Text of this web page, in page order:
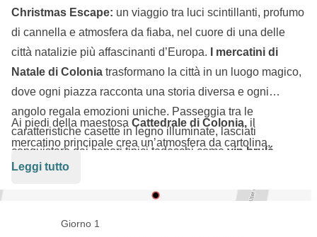
Christmas Escape: un viaggio tra luci scintillanti, profumo
di cannella e atmosfera da fiaba, nel cuore di una delle
città natalizie più affascinanti d’Europa.
I mercatini di
Natale di Colonia trasformano la città in un luogo magico,
dove ogni piazza racconta una storia diversa e ogni
angolo regala emozioni uniche. Passeggia tra le
caratteristiche casette in legno illuminate, lasciati
conquistare dai sapori tipici tedeschi come vin brulé,
biscotti speziati e specialità locali
riempie di musica natalizia e risate.
Ai piedi della maestosa Cattedrale di Colonia, il
mercatino principale crea un’atmosfera da cartolina,
perfetta per vivere tutta la magia dell’Avvento. Ma Colonia
, la città offre un mix perfetto di
tradizione e modernità. Che tu voglia fare shopping
Leggi tutto
Giorno 1